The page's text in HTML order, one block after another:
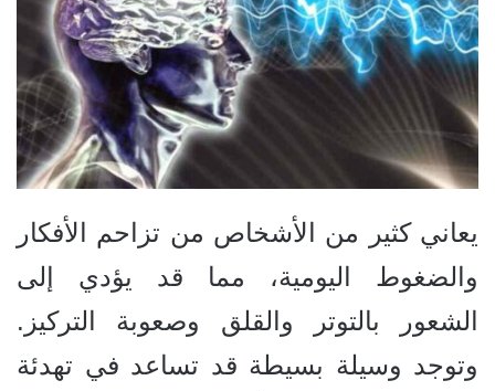
يعاني كثير من الأشخاص من تزاحم الأفكار
والضغوط اليومية، مما قد يؤدي إلى
الشعور بالتوتر والقلق وصعوبة التركيز.
وتوجد وسيلة بسيطة قد تساعد في تهدئة